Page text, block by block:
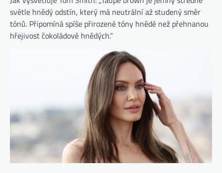
světle hnědý odstín, který má neutrální až studený směr
tónů. Připomíná spíše přirozené tóny hnědé než přehnanou
hřejivost čokoládově hnědých.“